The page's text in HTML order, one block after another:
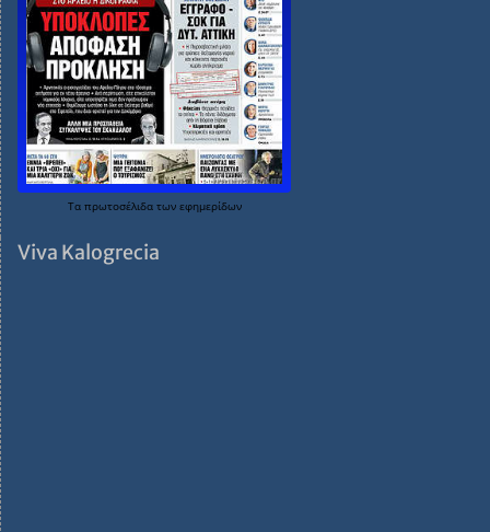
Τα πρωτοσέλιδα των εφημερίδων
Viva Kalogrecia